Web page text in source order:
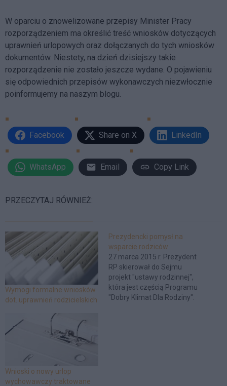
W oparciu o znowelizowane przepisy Minister Pracy
rozporządzeniem ma określić treść wniosków dotyczących
uprawnień urlopowych oraz dołączanych do tych wniosków
dokumentów. Niestety, na dzień dzisiejszy takie
rozporządzenie nie zostało jeszcze wydane. O pojawieniu
się odpowiednich przepisów wykonawczych niezwłocznie
poinformujemy na naszym blogu.
Facebook Share on X LinkedIn
WhatsApp Email Copy Link
PRZECZYTAJ RÓWNIEŻ:
Wymogi formalne wniosków
dot. uprawnień rodzicielskich
Prezydencki pomysł na
wsparcie rodziców
27 marca 2015 r. Prezydent
RP skierował do Sejmu
projekt "ustawy rodzinnej",
która jest częścią Programu
"Dobry Klimat Dla Rodziny".
Wnioski o nowy urlop
wychowawczy traktowane